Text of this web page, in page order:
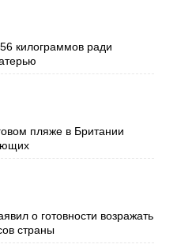
килограммов ради
пляже в Британии
о готовности возражать
страны